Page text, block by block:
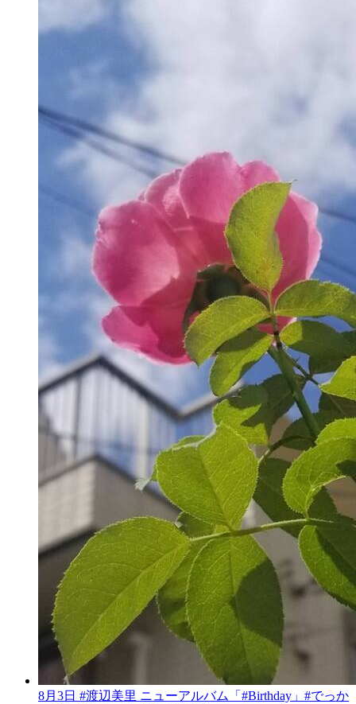
8月3日 #渡辺美里 ニューアルバム「#Birthday」#でっか